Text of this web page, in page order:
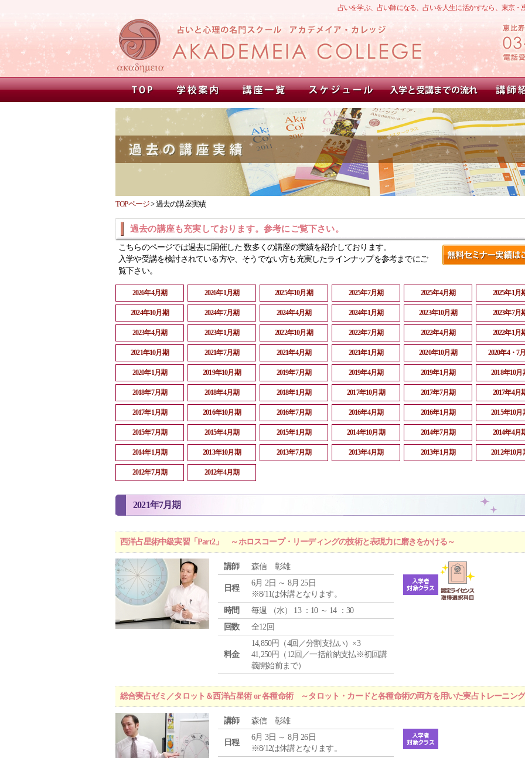
占いを学ぶ、占い師になる、占いを人生に活かすなら、東京
TOPページ>過去の講座実績
過去の講座も充実しております。参考にご覧下さい。
こちらのページでは過去に開催した 数多くの講座の実績を紹介しております。
入学や受講を検討されている方や、そうでない方も充実したラインナップを参考までにご
覧下さい。
2026年4月期 2026年1月期 2025年10月期 2025年7月期 2025年4月期 2025年1月
2024年10月期 2024年7月期 2024年4月期 2024年1月期 2023年10月期 2023年7月
2023年4月期 2023年1月期 2022年10月期 2022年7月期 2022年4月期 2022年1月
2021年10月期 2021年7月期 2021年4月期 2021年1月期 2020年10月期 2020年4・7
2020年1月期 2019年10月期 2019年7月期 2019年4月期 2019年1月期 2018年10月
2018年7月期 2018年4月期 2018年1月期 2017年10月期 2017年7月期 2017年4月
2017年1月期 2016年10月期 2016年7月期 2016年4月期 2016年1月期 2015年10月
2015年7月期 2015年4月期 2015年1月期 2014年10月期 2014年7月期 2014年4月
2014年1月期 2013年10月期 2013年7月期 2013年4月期 2013年1月期 2012年10月
2012年7月期 2012年4月期
2021年7月期
西洋占星術中級実習「Part2」 ～ホロスコープ・リーディングの技術と表現力に磨きをかける～
講師 森信 彰雄
日程
6月 2日 ～ 8月 25日
※8/11は休講となります。
時間
毎週 （水） 13 ：10 ～ 14 ：30
回数
全12回
料金
14,850円（4回／分割支払い）×3
41,250円（12回／一括前納支払※初回講
義開始前まで）
総合実占ゼミ／タロット＆西洋占星術 or 各種命術 ～タロット・カードと各種命術の両方を用いた実占トレーニン
講師 森信 彰雄
日程
6月 3日 ～ 8月 26日
※8/12は休講となります。